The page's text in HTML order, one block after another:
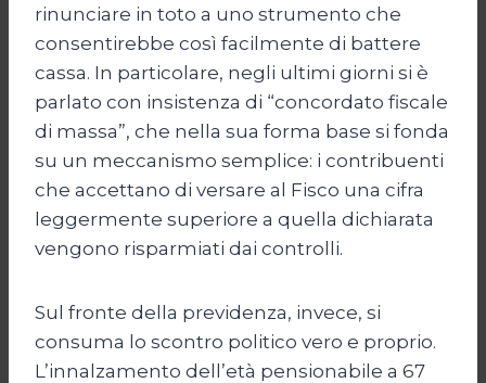
rinunciare in toto a uno strumento che
consentirebbe così facilmente di battere
cassa. In particolare, negli ultimi giorni si è
parlato con insistenza di “concordato fiscale
di massa”, che nella sua forma base si fonda
su un meccanismo semplice: i contribuenti
che accettano di versare al Fisco una cifra
leggermente superiore a quella dichiarata
vengono risparmiati dai controlli.
Sul fronte della previdenza, invece, si
consuma lo scontro politico vero e proprio.
L’innalzamento dell’età pensionabile a 67